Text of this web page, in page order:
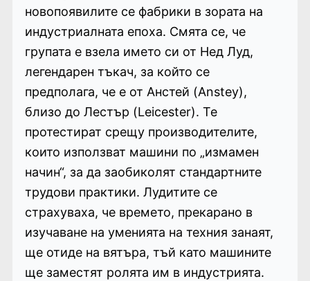
новопоявилите се фабрики в зората на
индустриалната епоха. Смята се, че
групата е взела името си от Нед Луд,
легендарен тъкач, за който се
предполага, че е от Анстей (Anstey),
близо до Лестър (Leicester). Те
протестират срещу производителите,
които използват машини по „измамен
начин“, за да заобиколят стандартните
трудови практики. Лудитите се
страхуваха, че времето, прекарано в
изучаване на уменията на техния занаят,
ще отиде на вятъра, тъй като машините
ще заместят ролята им в индустрията.